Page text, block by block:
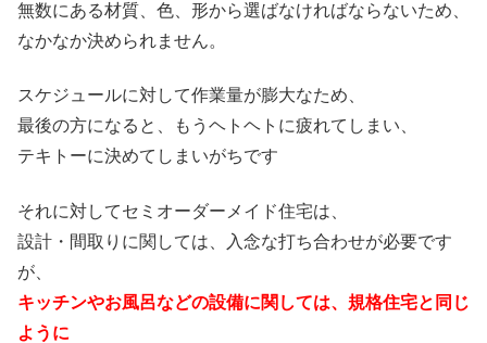
無数にある材質、色、形から選ばなければならないため、
なかなか決められません。
スケジュールに対して作業量が膨大なため、
最後の方になると、もうヘトヘトに疲れてしまい、
テキトーに決めてしまいがちです
それに対してセミオーダーメイド住宅は、
設計・間取りに関しては、入念な打ち合わせが必要です
が、
キッチンやお風呂などの設備に関しては、規格住宅と同じ
ように